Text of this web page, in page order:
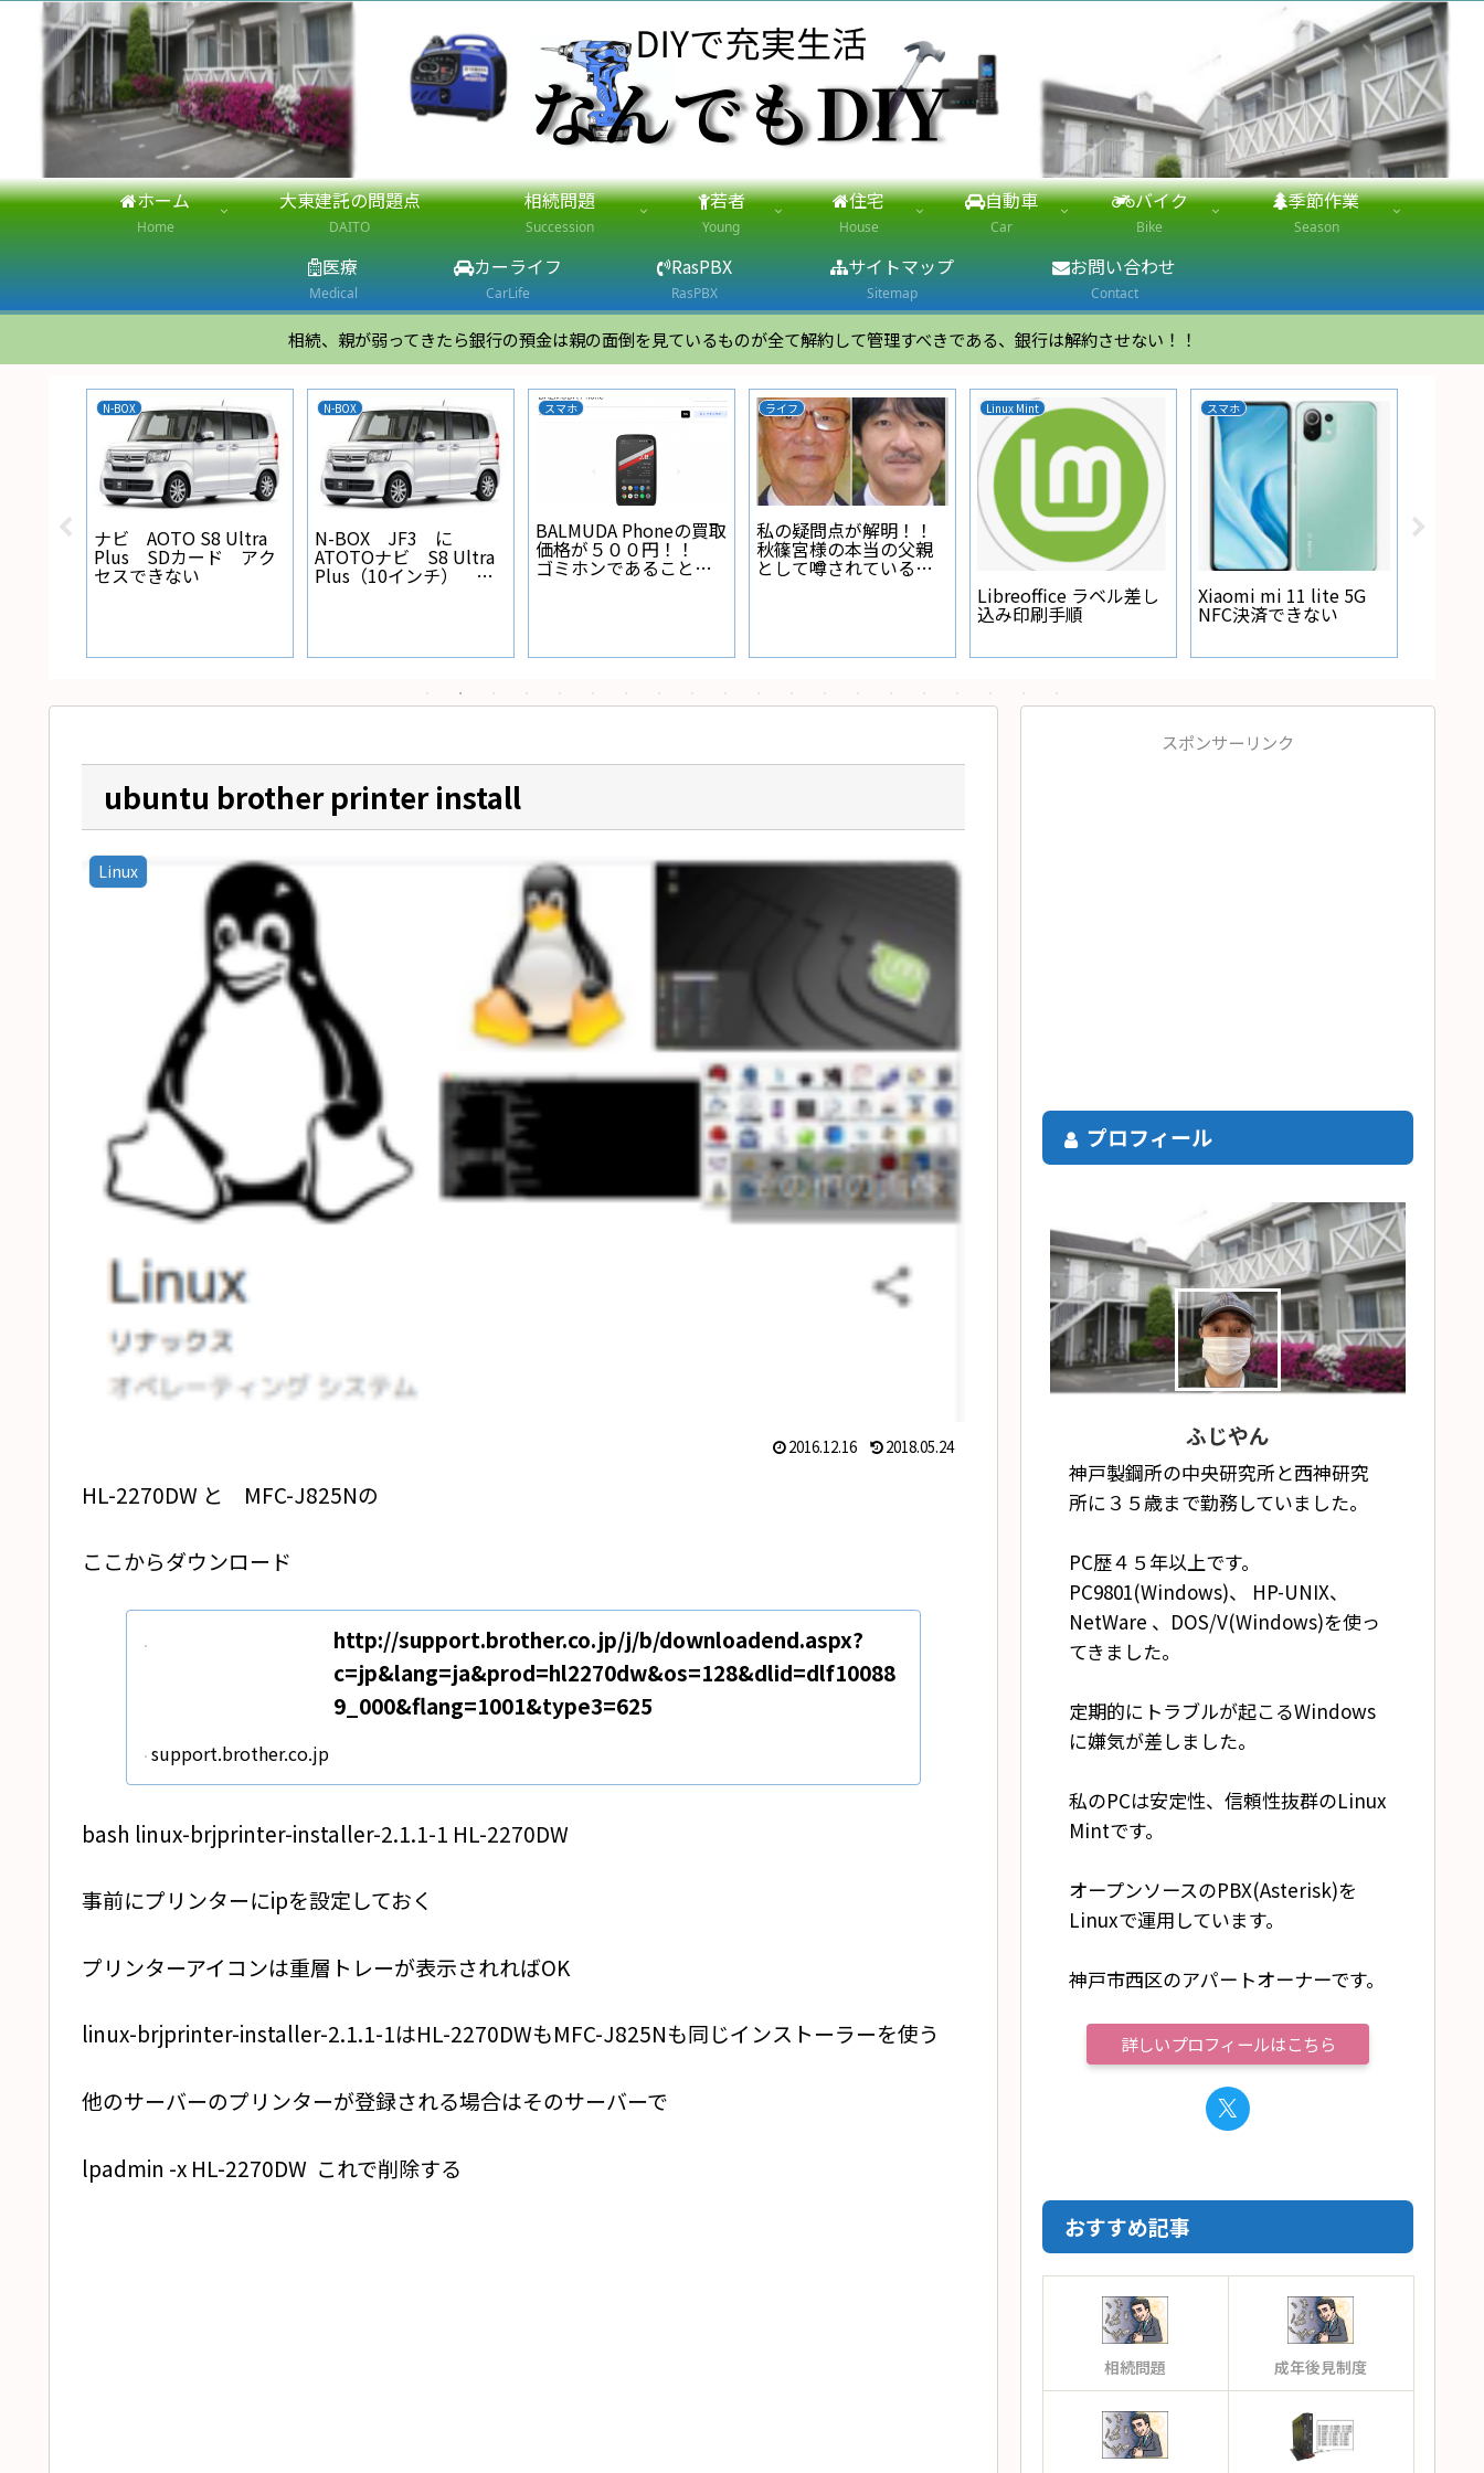
ホーム
Home
大東建託の問題点
DAITO
相続問題
Succession
若者
Young
住宅
House
自動車
Car
バイク
Bike
季節作業
Season
医療
Medical
カーライフ
CarLife
RasPBX
RasPBX
サイトマップ
Sitemap
お問い合わせ
Contact
相続、親が弱ってきたら銀行の預金は親の面倒を見ているものが全て解約して管理すべきである、銀行は解約させない！！
が解明！！
本当の父親
れている人
Linux Mint スマホ
Regza 32Z 電源ランプ
が点灯しない
エアコン
【実験】エアコンフレ
ア面に塗るナイログと
エアコンパルのガス漏
カーライフ
ナビ本体裏 アースポ
イントの作り方
N-BOX
N-BOXのオーディオ周
りのパネルの外し方
動画
ubuntu brother printer install
Linux
2016.12.16 2018.05.24
HL-2270DW と MFC-J825Nの
ここからダウンロード
http://support.brother.co.jp/j/b/downloadend.aspx?
c=jp&lang=ja&prod=hl2270dw&os=128&dlid=dlf10088
9_000&flang=1001&type3=625
support.brother.co.jp
bash linux-brjprinter-installer-2.1.1-1 HL-2270DW
事前にプリンターにipを設定しておく
プリンターアイコンは重層トレーが表示されればOK
linux-brjprinter-installer-2.1.1-1はHL-2270DWもMFC-J825Nも同じインストーラーを使う
他のサーバーのプリンターが登録される場合はそのサーバーで
lpadmin -x HL-2270DW これで削除する
スポンサーリンク
プロフィール
ふじやん
神戸製鋼所の中央研究所と西神研究
所に３５歳まで勤務していました。
PC歴４５年以上です。
PC9801(Windows)、 HP-UNIX、
NetWare 、DOS/V(Windows)を使っ
てきました。
定期的にトラブルが起こるWindows
に嫌気が差しました。
私のPCは安定性、信頼性抜群のLinux
Mintです。
オープンソースのPBX(Asterisk)を
Linuxで運用しています。
神戸市西区のアパートオーナーです。
詳しいプロフィールはこちら
おすすめ記事
相続問題 成年後見制度